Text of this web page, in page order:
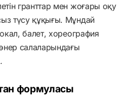
гранттар мен жоғары оқу
түсу құқығы. Мұндай
балет, хореография
салаларындағы
формуласы